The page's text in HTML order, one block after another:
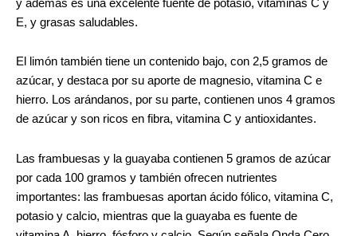
y además es una excelente fuente de potasio, vitaminas C y
E, y grasas saludables.
El limón también tiene un contenido bajo, con 2,5 gramos de
azúcar, y destaca por su aporte de magnesio, vitamina C e
hierro. Los arándanos, por su parte, contienen unos 4 gramos
de azúcar y son ricos en fibra, vitamina C y antioxidantes.
Las frambuesas y la guayaba contienen 5 gramos de azúcar
por cada 100 gramos y también ofrecen nutrientes
importantes: las frambuesas aportan ácido fólico, vitamina C,
potasio y calcio, mientras que la guayaba es fuente de